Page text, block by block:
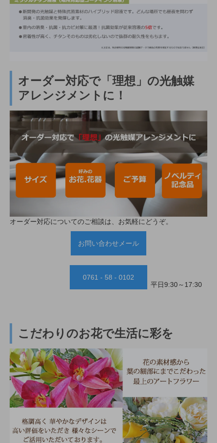
オーダー対応で「理想」の光触媒
アレンジメントに！
オーダー対応についてのご相談は、お気軽にどうぞ。
お問い合わせメール
0761 - 58 - 0102
平日9:30～17:30
こだわりのお花で生活に彩を